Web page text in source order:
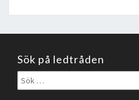
Sök på ledtråden
Sök
efter: